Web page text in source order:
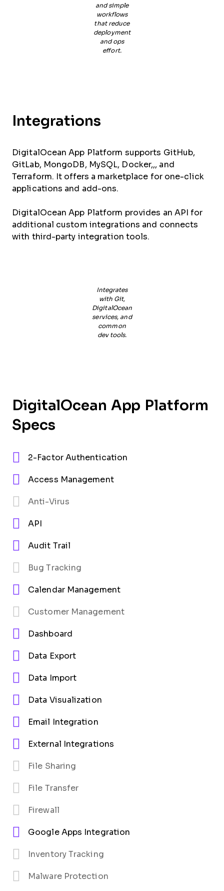
and simple
workflows
that reduce
deployment
and ops
effort.
Integrations
DigitalOcean App Platform supports GitHub,
GitLab, MongoDB, MySQL, Docker,,, and
Terraform. It offers a marketplace for one-click
applications and add-ons.
DigitalOcean App Platform provides an API for
additional custom integrations and connects
with third-party integration tools.
Integrates
with Git,
DigitalOcean
services, and
common
dev tools.
DigitalOcean App Platform
Specs
2-Factor Authentication
Access Management
Anti-Virus
API
Audit Trail
Bug Tracking
Calendar Management
Customer Management
Dashboard
Data Export
Data Import
Data Visualization
Email Integration
External Integrations
File Sharing
File Transfer
Firewall
Google Apps Integration
Inventory Tracking
Malware Protection